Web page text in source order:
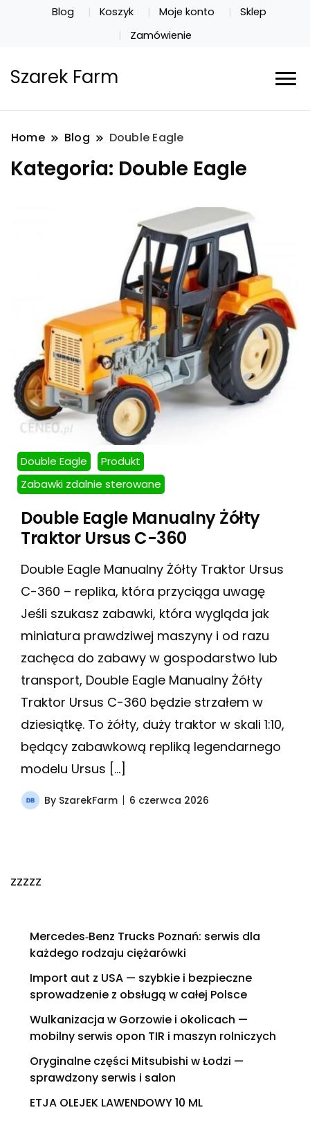
Blog Koszyk Moje konto
Sklep
Zamówienie
Szarek Farm
Home Blog Double Eagle
Kategoria: Double Eagle
Double Eagle
Produkt
Zabawki zdalnie sterowane
Double Eagle Manualny Żółty
Traktor Ursus C-360
Double Eagle Manualny Żółty Traktor Ursus
C-360 – replika, która przyciąga uwagę
Jeśli szukasz zabawki, która wygląda jak
miniatura prawdziwej maszyny i od razu
zachęca do zabawy w gospodarstwo lub
transport, Double Eagle Manualny Żółty
Traktor Ursus C-360 będzie strzałem w
dziesiątkę. To żółty, duży traktor w skali 1:10,
będący zabawkową repliką legendarnego
modelu Ursus […]
By SzarekFarm 6 czerwca 2026
zzzzz
Mercedes‑Benz Trucks Poznań: serwis dla
każdego rodzaju ciężarówki
Import aut z USA — szybkie i bezpieczne
sprowadzenie z obsługą w całej Polsce
Wulkanizacja w Gorzowie i okolicach —
mobilny serwis opon TIR i maszyn rolniczych
Oryginalne części Mitsubishi w Łodzi —
sprawdzony serwis i salon
ETJA OLEJEK LAWENDOWY 10 ML